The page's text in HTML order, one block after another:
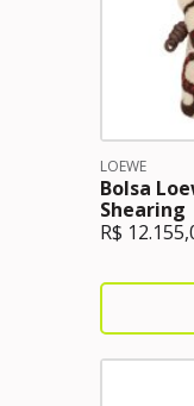
LOEWE
Bolsa
Shearing
R$